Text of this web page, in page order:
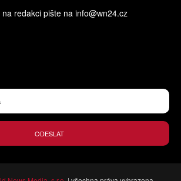
redakci pište na info@wn24.cz
ODESLAT